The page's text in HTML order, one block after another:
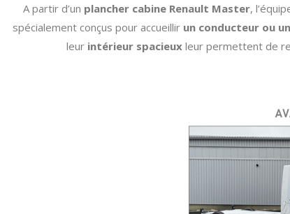
A partir d’un plancher cabine Renault Master,
spécialement conçus pour accueillir un conducteur ou
leur intérieur spacieux leur permettent de